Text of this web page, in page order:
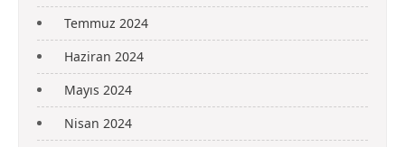
Temmuz 2024
Haziran 2024
Mayıs 2024
Nisan 2024